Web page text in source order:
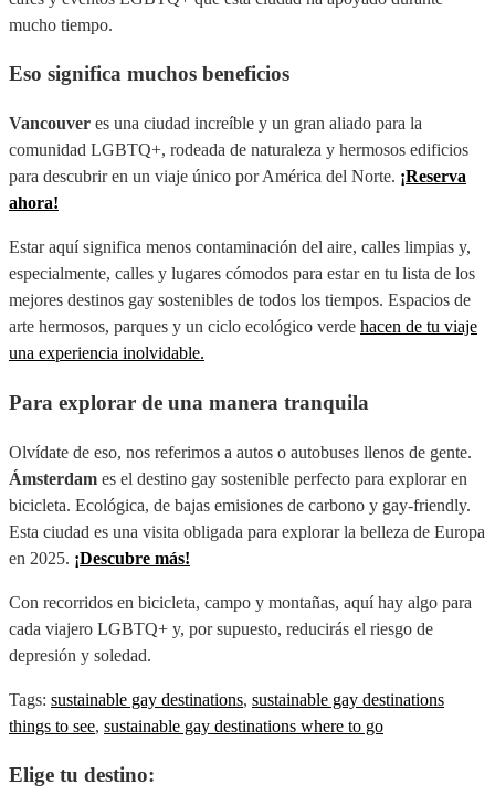
mucho tiempo.
Eso significa muchos beneficios
Vancouver es una ciudad increíble y un gran aliado para la
comunidad LGBTQ+, rodeada de naturaleza y hermosos edificios
para descubrir en un viaje único por América del Norte. ¡Reserva
ahora!
Estar aquí significa menos contaminación del aire, calles limpias y,
especialmente, calles y lugares cómodos para estar en tu lista de los
mejores destinos gay sostenibles de todos los tiempos. Espacios de
arte hermosos, parques y un ciclo ecológico verde hacen de tu viaje
una experiencia inolvidable.
Para explorar de una manera tranquila
Olvídate de eso, nos referimos a autos o autobuses llenos de gente.
Ámsterdam es el destino gay sostenible perfecto para explorar en
bicicleta. Ecológica, de bajas emisiones de carbono y gay-friendly.
Esta ciudad es una visita obligada para explorar la belleza de Europa
en 2025. ¡Descubre más!
Con recorridos en bicicleta, campo y montañas, aquí hay algo para
cada viajero LGBTQ+ y, por supuesto, reducirás el riesgo de
depresión y soledad.
Tags: sustainable gay destinations, sustainable gay destinations
things to see, sustainable gay destinations where to go
Elige tu destino: